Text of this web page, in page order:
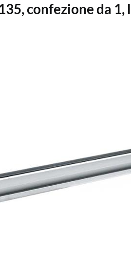
confezione da 1,